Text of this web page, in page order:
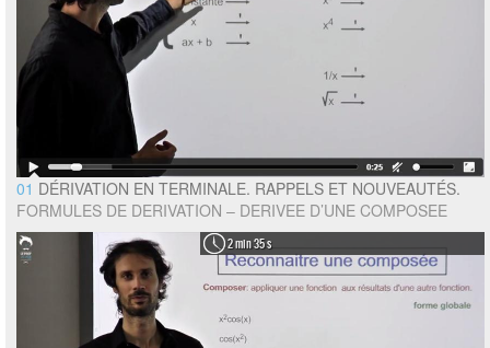
01 DÉRIVATION EN TERMINALE. RAPPELS ET NOUVEAUTÉS.
FORMULES DE DERIVATION – DERIVEE D’UNE COMPOSEE
2 min 35 s